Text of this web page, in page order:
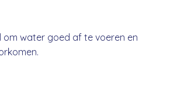
om water goed af te voeren en